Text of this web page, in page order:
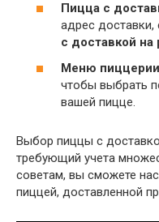
Пицца с
адрес доставки,
с доставкой на
Меню
чтобы выбрать
вашей пицце.
Выбор пиццы с
требующий учета
советам, вы сможете
пиццей, доставленной